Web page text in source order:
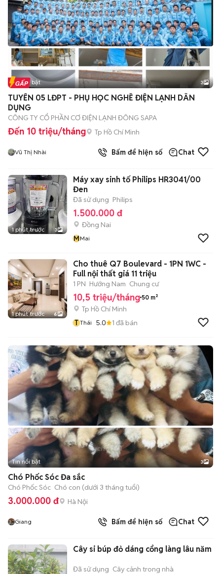
Tin nổi bật 3
TUYỂN 05 LĐPT - PHỤ HỌC NGHỀ ĐIỆN LẠNH DÂN
DỤNG
CÔNG TY CỔ PHẦN CƠ ĐIỆN LẠNH ĐÔNG SAPA
Đến 10 triệu/tháng Tp Hồ Chí Minh
Vũ Thị Nhài Bấm để hiện số Chat
1 phút trước 3
Máy xay sinh tố Philips HR3041/00
Đen
Đã sử dụng Philips
1.500.000 đ
Đồng Nai
MMai
1 phút trước 6
Cho thuê Q7 Boulevard - 1PN 1WC -
Full nội thất giá 11 triệu
1 PN Hướng Nam Chung cư
10,5 triệu/tháng 50 m²
Tp Hồ Chí Minh
T Thái 5.0 1 đã bán
Tin nổi bật 3
Chó Phốc Sóc Đa sắc
Chó Phốc Sóc Chó con (dưới 3 tháng tuổi)
3.000.000 đ Hà Nội
Giang Bấm để hiện số Chat
Cây si búp đỏ dáng cổng làng lâu năm
Đã sử dụng Cây cảnh trong nhà